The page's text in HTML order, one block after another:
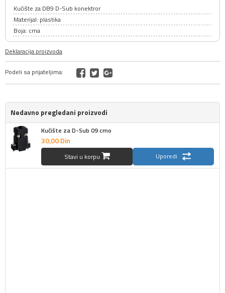
Kućište za DB9 D-Sub konektror
Materijal: plastika
Boja: crna
Deklaracija proizvoda
Podeli sa prijateljima:
Nedavno pregledani proizvodi
Kućište za D-Sub 09 crno
30,00Din
Stavi u korpu Uporedi